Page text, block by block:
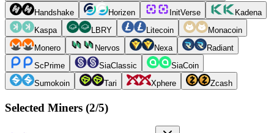
Handshake
Horizen InitVerse
Kadena
Kaspa
LBRY Litecoin
Monacoin
Monero
Nervos Nexa
Radiant
ScPrime
SiaClassic
SiaCoin
Sumokoin
Tari Xphere Zcash
Selected Miners (2/5)